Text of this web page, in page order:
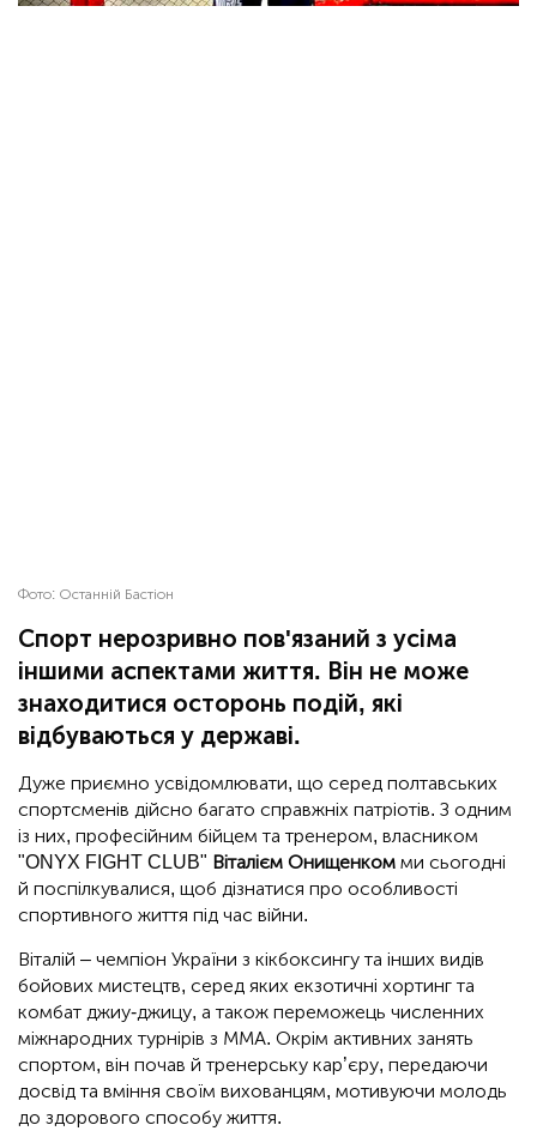
Фото: Останній Бастіон
Спорт нерозривно пов'язаний з усіма
іншими аспектами життя. Він не може
знаходитися осторонь подій, які
відбуваються у державі.
Дуже приємно усвідомлювати, що серед полтавських
спортсменів дійсно багато справжніх патріотів. З одним
із них, професійним бійцем та тренером, власником
"ONYX FIGHT CLUB" Віталієм Онищенком ми сьогодні
й поспілкувалися, щоб дізнатися про особливості
спортивного життя під час війни.
Віталій – чемпіон України з кікбоксингу та інших видів
бойових мистецтв, серед яких екзотичні хортинг та
комбат джиу-джицу, а також переможець численних
міжнародних турнірів з ММА. Окрім активних занять
спортом, він почав й тренерську кар’єру, передаючи
досвід та вміння своїм вихованцям, мотивуючи молодь
до здорового способу життя.